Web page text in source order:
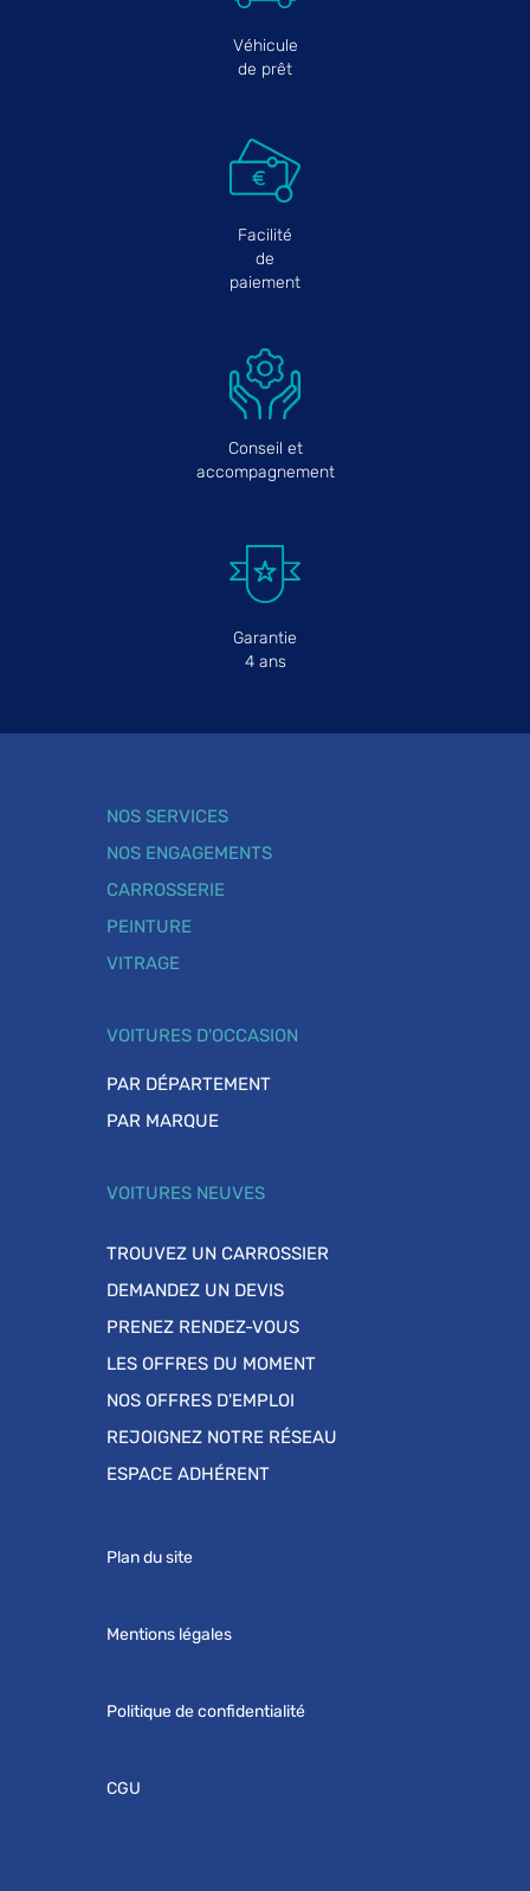
Véhicule
de prêt
Facilité
de
paiement
Conseil et
accompagnement
Garantie
4 ans
NOS SERVICES
NOS ENGAGEMENTS
CARROSSERIE
PEINTURE
VITRAGE
VOITURES D'OCCASION
PAR DÉPARTEMENT
PAR MARQUE
VOITURES NEUVES
TROUVEZ UN CARROSSIER
DEMANDEZ UN DEVIS
PRENEZ RENDEZ-VOUS
LES OFFRES DU MOMENT
NOS OFFRES D'EMPLOI
REJOIGNEZ NOTRE RÉSEAU
ESPACE ADHÉRENT
Plan du site
Mentions légales
Politique de confidentialité
CGU